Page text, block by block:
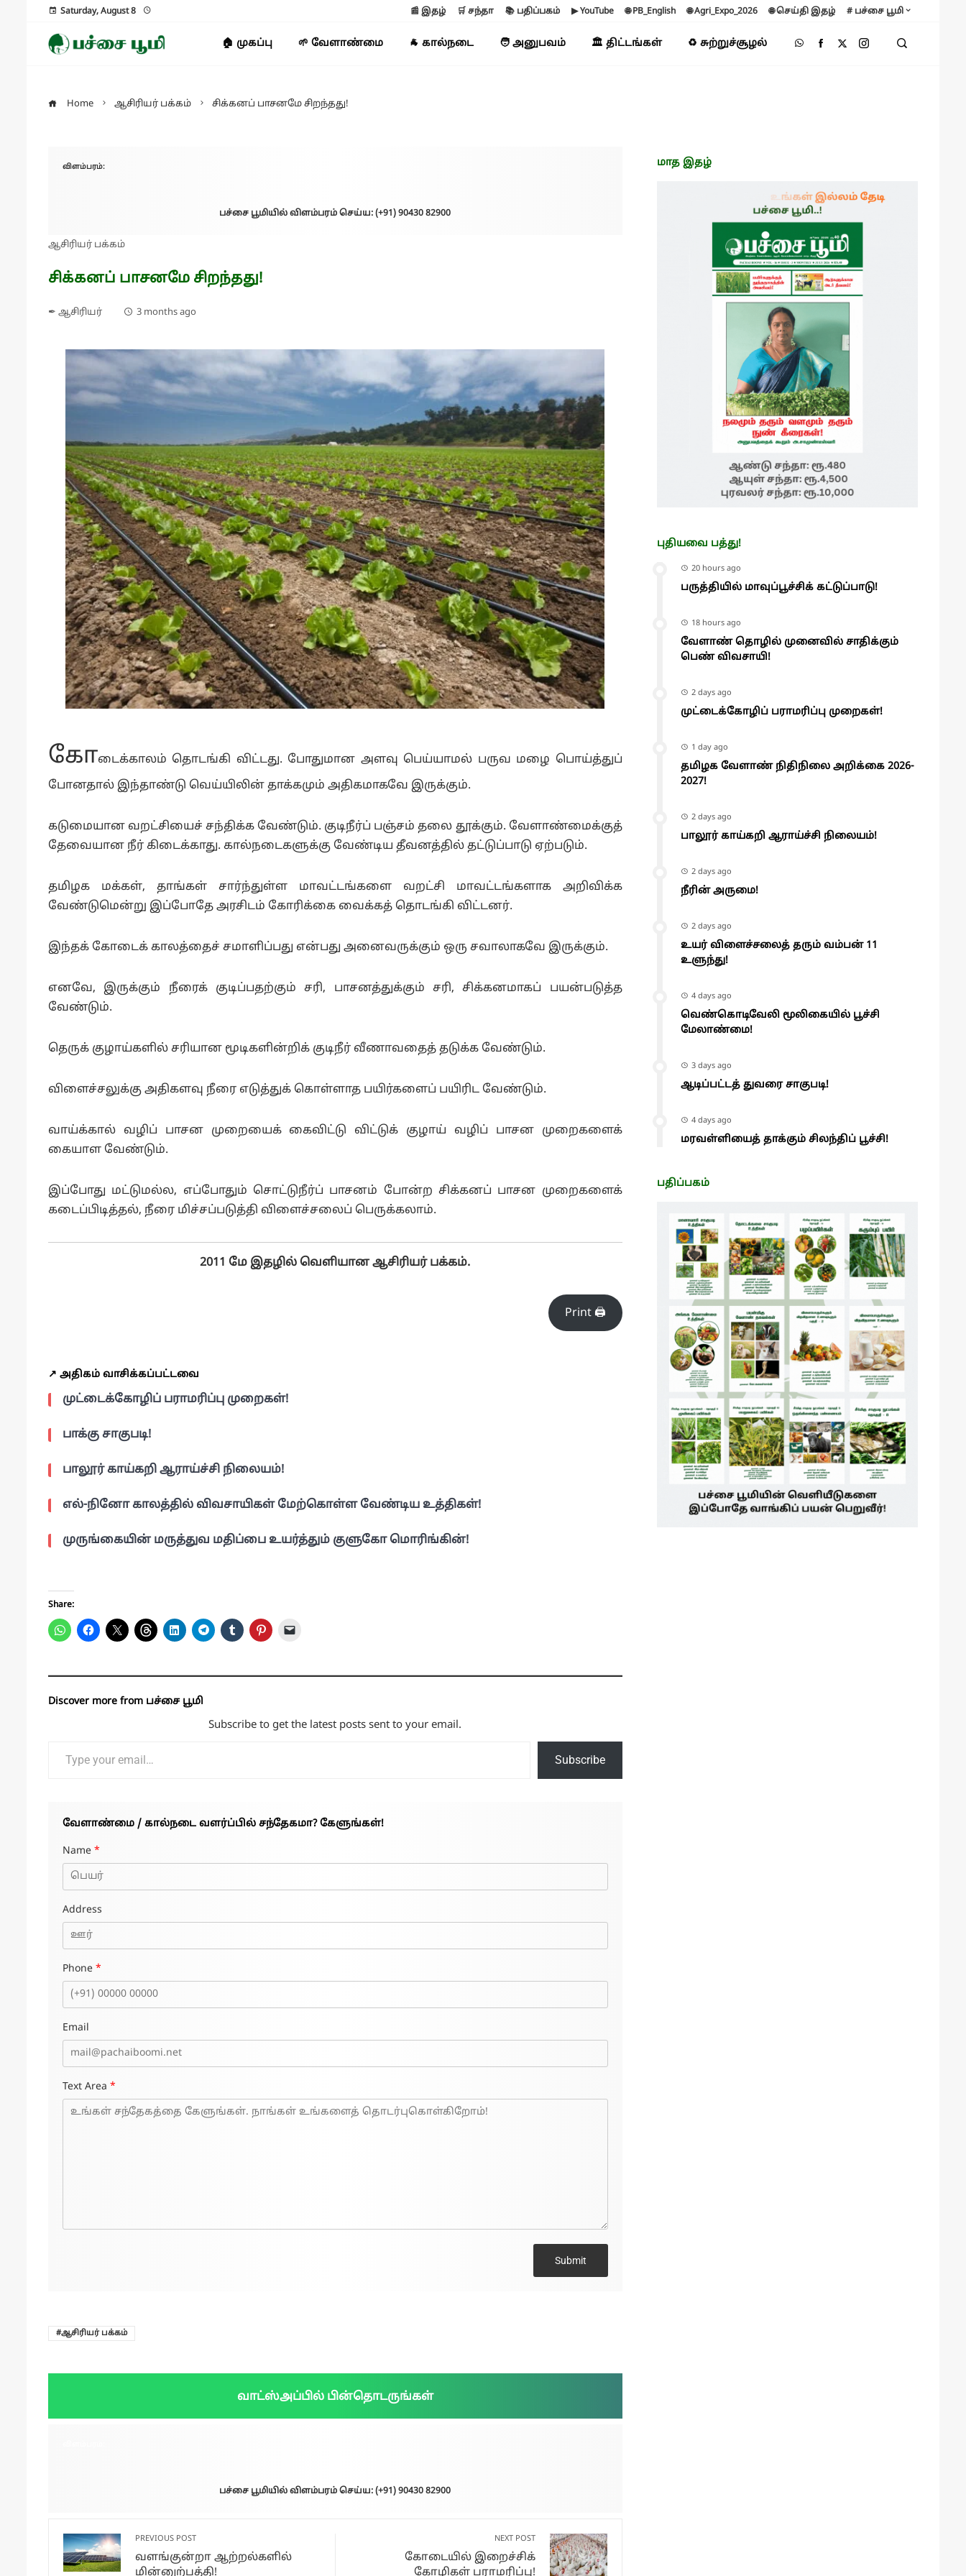
Saturday, August 8 📰 இதழ் 🛒 சந்தா 📚 பதிப்பகம் ▶ YouTube 🌐 PB_English 🌐 Agri_Expo_2026 🌐 செய்தி இதழ் # பச்சை பூமி
🏠 முகப்பு 🌱 வேளாண்மை 🐐 கால்நடை 🧑 அனுபவம் 🏛️ திட்டங்கள் ♻️ சுற்றுச்சூழல்
Home ஆசிரியர் பக்கம் சிக்கனப் பாசனமே சிறந்தது!
விளம்பரம்:
பச்சை பூமியில் விளம்பரம் செய்ய: (+91) 90430 82900
ஆசிரியர் பக்கம்
சிக்கனப் பாசனமே சிறந்தது!
✒ ஆசிரியர் 3 months ago
கோடைக்காலம் தொடங்கி விட்டது. போதுமான அளவு பெய்யாமல் பருவ மழை பொய்த்துப்
போனதால் இந்தாண்டு வெய்யிலின் தாக்கமும் அதிகமாகவே இருக்கும்.
கடுமையான வறட்சியைச் சந்திக்க வேண்டும். குடிநீர்ப் பஞ்சம் தலை தூக்கும். வேளாண்மைக்குத்
தேவையான நீர் கிடைக்காது. கால்நடைகளுக்கு வேண்டிய தீவனத்தில் தட்டுப்பாடு ஏற்படும்.
தமிழக மக்கள், தாங்கள் சார்ந்துள்ள மாவட்டங்களை வறட்சி மாவட்டங்களாக அறிவிக்க
வேண்டுமென்று இப்போதே அரசிடம் கோரிக்கை வைக்கத் தொடங்கி விட்டனர்.
இந்தக் கோடைக் காலத்தைச் சமாளிப்பது என்பது அனைவருக்கும் ஒரு சவாலாகவே இருக்கும்.
எனவே, இருக்கும் நீரைக் குடிப்பதற்கும் சரி, பாசனத்துக்கும் சரி, சிக்கனமாகப் பயன்படுத்த
வேண்டும்.
தெருக் குழாய்களில் சரியான மூடிகளின்றிக் குடிநீர் வீணாவதைத் தடுக்க வேண்டும்.
விளைச்சலுக்கு அதிகளவு நீரை எடுத்துக் கொள்ளாத பயிர்களைப் பயிரிட வேண்டும்.
வாய்க்கால் வழிப் பாசன முறையைக் கைவிட்டு விட்டுக் குழாய் வழிப் பாசன முறைகளைக்
கையாள வேண்டும்.
இப்போது மட்டுமல்ல, எப்போதும் சொட்டுநீர்ப் பாசனம் போன்ற சிக்கனப் பாசன முறைகளைக்
கடைப்பிடித்தல், நீரை மிச்சப்படுத்தி விளைச்சலைப் பெருக்கலாம்.
2011 மே இதழில் வெளியான ஆசிரியர் பக்கம்.
Print 🖨
↗️ அதிகம் வாசிக்கப்பட்டவை
முட்டைக்கோழிப் பராமரிப்பு முறைகள்!
பாக்கு சாகுபடி!
பாலூர் காய்கறி ஆராய்ச்சி நிலையம்!
எல்-நினோ காலத்தில் விவசாயிகள் மேற்கொள்ள வேண்டிய உத்திகள்!
முருங்கையின் மருத்துவ மதிப்பை உயர்த்தும் குளுகோ மொரிங்கின்!
Share:
Discover more from பச்சை பூமி
Subscribe to get the latest posts sent to your email.
Subscribe
வேளாண்மை / கால்நடை வளர்ப்பில் சந்தேகமா? கேளுங்கள்!
Name *
Address
Phone *
Email
Text Area *
Submit
ஆசிரியர் பக்கம்
வாட்ஸ்அப்பில் பின்தொடருங்கள்
பச்சை பூமியில் விளம்பரம் செய்ய: (+91) 90430 82900
PREVIOUS POST
வளங்குன்றா ஆற்றல்களில்
மின்னுற்பத்தி!
NEXT POST
கோடையில் இறைச்சிக்
கோழிகள் பராமரிப்பு!
மாத இதழ்
புதியவை பத்து!
20 hours ago
பருத்தியில் மாவுப்பூச்சிக் கட்டுப்பாடு!
18 hours ago
வேளாண் தொழில் முனைவில் சாதிக்கும்
பெண் விவசாயி!
2 days ago
முட்டைக்கோழிப் பராமரிப்பு முறைகள்!
1 day ago
தமிழக வேளாண் நிதிநிலை அறிக்கை 2026-
2027!
2 days ago
பாலூர் காய்கறி ஆராய்ச்சி நிலையம்!
2 days ago
நீரின் அருமை!
2 days ago
உயர் விளைச்சலைத் தரும் வம்பன் 11
உளுந்து!
4 days ago
வெண்கொடிவேலி மூலிகையில் பூச்சி
மேலாண்மை!
3 days ago
ஆடிப்பட்டத் துவரை சாகுபடி!
4 days ago
மரவள்ளியைத் தாக்கும் சிலந்திப் பூச்சி!
பதிப்பகம்